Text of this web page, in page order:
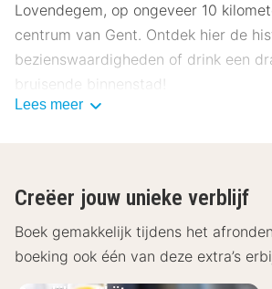
Lovendegem, op ongeveer 10
centrum van Gent. Ontdek hier de
bezienswaardigheden of drink een
bruisende binnenstad!
kamers. Deze zijn voorzien van een
en een badkamer met een föhn, toilet
Geniet ’s ochtends van een smakelijk
de omgeving gaat verkennen! Is het
Lees meer
Creëer jouw unieke verblijf
Boek gemakkelijk tijdens het
boeking ook één van deze extra’s